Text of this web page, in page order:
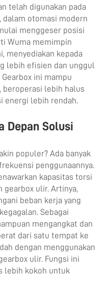
telah digunakan pada
dalam otomasi modern
menggeser posisi
Wuma memimpin
menyediakan kepada
lebih efisien dan unggul
ini mampu
lebih halus
energi lebih rendah.
Depan Solusi
populer? Ada banyak
penggunaannya.
kapasitas torsi
gearbox ulir. Artinya,
beban kerja yang
Sebagai
mengangkat dan
dari satu tempat ke
dengan menggunakan
ulir. Fungsi ini
lebih kokoh untuk